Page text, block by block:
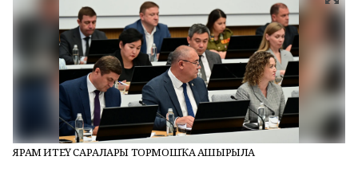
ЯРҘАМ ИТЕҮ САРАЛАРЫ ТОРМОШҠА АШЫРЫЛА